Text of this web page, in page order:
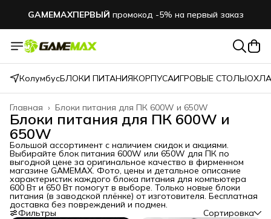
GAMEMAXПЕРВЫЙ промокод -5% на первый заказ
КолумбусБЛОКИ ПИТАНИЯКОРПУСАИГРОВЫЕ СТОЛЫ
Блоки питания для ПК 600W и 650W
Главная ›
Блоки питания для ПК 600W и
650W
Большой ассортимент с наличием скидок и акциями.
Выбирайте блок питания 600W или 650W для ПК по
выгодной цене за оригинальное качество в фирменном
магазине GAMEMAX. Фото, цены и детальное описание
характеристик каждого блока питания для компьютера
600 Вт и 650 Вт помогут в выборе. Только новые блоки
питания (в заводской плёнке) от изготовителя. Бесплатная
доставка без повреждений и подмен.
Фильтры Сортировка